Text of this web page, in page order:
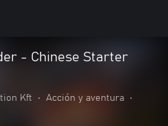
- Chinese Starter
Kft • Acción y aventura
•